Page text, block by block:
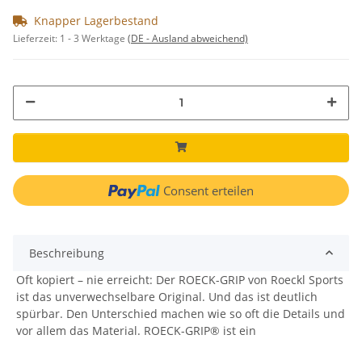
Knapper Lagerbestand
Lieferzeit: 1 - 3 Werktage (DE - Ausland abweichend)
Consent erteilen
Beschreibung
Oft kopiert – nie erreicht: Der ROECK-GRIP von Roeckl Sports
ist das unverwechselbare Original. Und das ist deutlich
spürbar. Den Unterschied machen wie so oft die Details und
vor allem das Material. ROECK-GRIP® ist ein